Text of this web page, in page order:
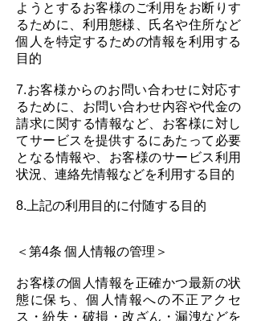
ようとするお客様のご利用をお断りす
るために、利用態様、氏名や住所など
個人を特定するための情報を利用する
目的
7.お客様からのお問い合わせに対応す
るために、お問い合わせ内容や代金の
請求に関する情報など、お客様に対し
てサービスを提供するにあたって必要
となる情報や、お客様のサービス利用
状況、連絡先情報などを利用する目的
8.上記の利用目的に付随する目的
＜第4条 個人情報の管理＞
お客様の個人情報を正確かつ最新の状
態に保ち、個人情報への不正アクセ
ス・紛失・破損・改ざん・漏洩などを